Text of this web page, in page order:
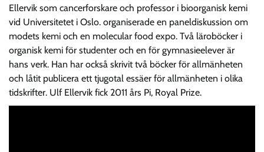
Ellervik som cancerforskare och professor i bioorganisk kemi
vid Universitetet i Oslo. organiserade en paneldiskussion om
modets kemi och en molecular food expo. Två läroböcker i
organisk kemi för studenter och en för gymnasieelever är
hans verk. Han har också skrivit två böcker för allmänheten
och låtit publicera ett tjugotal essäer för allmänheten i olika
tidskrifter. Ulf Ellervik fick 2011 års Pi, Royal Prize.